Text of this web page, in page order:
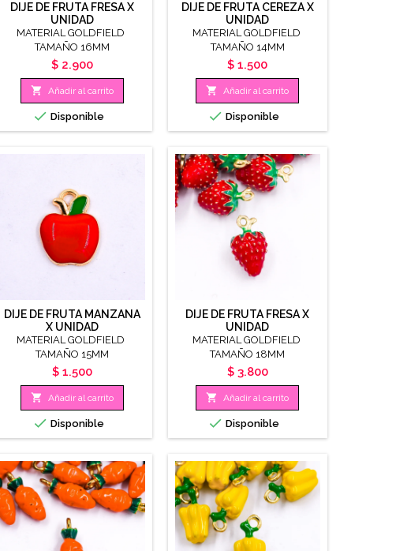
DIJE DE FRUTA FRESA X
UNIDAD
MATERIAL GOLDFIELD
TAMAÑO 16MM
Precio
$ 2.900
 Añadir al carrito
 Disponible
DIJE DE FRUTA CEREZA X
UNIDAD
MATERIAL GOLDFIELD
TAMAÑO 14MM
Precio
$ 1.500
 Añadir al carrito
 Disponible
DIJE DE FRUTA MANZANA
X UNIDAD
MATERIAL GOLDFIELD
TAMAÑO 15MM
Precio
$ 1.500
 Añadir al carrito
 Disponible
DIJE DE FRUTA FRESA X
UNIDAD
MATERIAL GOLDFIELD
TAMAÑO 18MM
Precio
$ 3.800
 Añadir al carrito
 Disponible